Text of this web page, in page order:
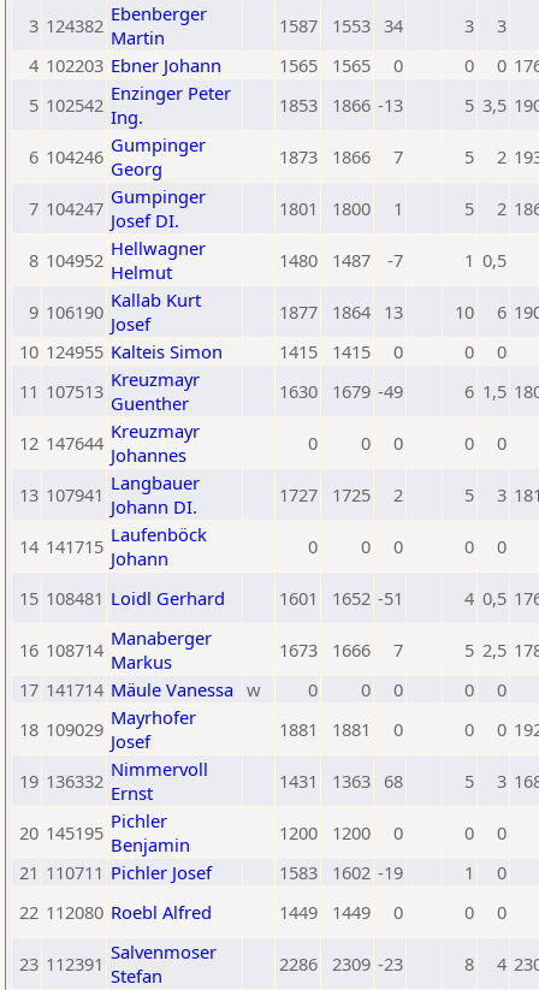
3 124382 Ebenberger
Martin
1587 1553 34 3
3
4 102203 Ebner Johann 1565 1565 0 0 0
5 102542 Enzinger Peter
Ing.
1853 1866 -13 5 3,5
6 104246 Gumpinger
Georg
1873 1866 7 5 2
7 104247 Gumpinger
Josef DI.
1801 1800 1 5 2
8 104952 Hellwagner
Helmut
1480 1487 -7 1 0,5
9 106190 Kallab Kurt
Josef
1877 1864 13 10 6
10 124955 Kalteis Simon 1415 1415 0 0
0
11 107513 Kreuzmayr
Guenther
1630 1679 -49 6 1,5
12 147644 Kreuzmayr
Johannes
0 0 0 0 0
13 107941 Langbauer
Johann DI.
1727 1725 2 5 3
14 141715 Laufenböck
Johann
0 0 0 0 0
15 108481 Loidl Gerhard 1601 1652 -51 4 0,5
16 108714 Manaberger
Markus
1673 1666 7 5 2,5
17 141714 Mäule Vanessa w 0 0 0 0
0
18 109029 Mayrhofer
Josef
1881 1881 0 0 0
19 136332 Nimmervoll
Ernst
1431 1363 68 5 3
20 145195 Pichler
Benjamin
1200 1200 0 0
0
21 110711 Pichler Josef 1583 1602 -19 1
0
22 112080 Roebl Alfred 1449 1449 0 0 0
23 112391 Salvenmoser
Stefan
2286 2309 -23 8 4